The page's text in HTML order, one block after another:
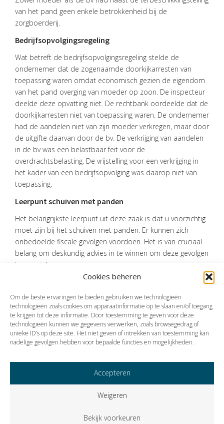
Cookies beheren
Om de beste ervaringen te bieden gebruiken we technologieën
technologieën zoals cookies om apparaatinformatie op te slaan en/of toegang
te krijgen tot deze informatie. Door toestemming te geven voor deze
technologieën kunnen we gegevens verwerken, zoals browsegedrag of
unieke ID’s op deze site. Het niet geven of intrekken van toestemming kan
nadelige gevolgen hebben voor bepaalde functies en mogelijkheden.
Accepteren
Weigeren
Bekijk voorkeuren
van het pand geen enkele betrokkenheid bij de
zorgboerderij.
Bedrijfsopvolgingsregeling
Wat betreft de bedrijfsopvolgingsregeling stelde de
ondernemer dat de zogenaamde doorkijkarresten van
toepassing waren omdat economisch gezien de eigendom
van het pand overging van moeder op zoon. De inspecteur
deelde deze opvatting niet. De rechtbank oordeelde dat de
doorkijkarresten niet van toepassing waren. De ondernemer
had de aandelen niet van zijn moeder verkregen, maar door
de uitgifte daarvan door de bv. De verkrijging van aandelen
in de bv was een belastbaar feit voor de
overdrachtsbelasting. De vrijstelling voor een verkrijging in
het kader van een bedrijfsopvolging was daarop niet van
toepassing.
Leerpunt schuiven met panden
Het belangrijkste leerpunt uit deze zaak is dat u voorzichtig
moet zijn bij het schuiven met panden. Er kunnen zich
onbedoelde fiscale gevolgen voordoen. Het is van cruciaal
belang om deskundig advies in te winnen om deze gevolgen
te vermijden.
Bron:Rechtbank Zeeland-West-Brabant | jurisprudentie |
Vorige Volgende